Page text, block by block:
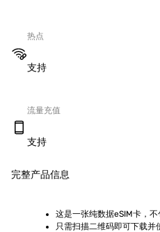
热点
支持
流量充值
支持
完整产品信息
这是一张纯数据eSIM卡，不
只需扫描二维码即可下载并